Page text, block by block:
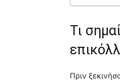
Τι
Πριν